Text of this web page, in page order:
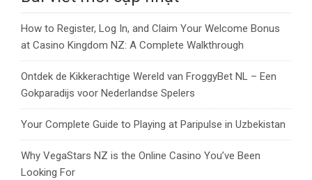
How to Register, Log In, and Claim Your Welcome Bonus
at Casino Kingdom NZ: A Complete Walkthrough
Ontdek de Kikkerachtige Wereld van FroggyBet NL – Een
Gokparadijs voor Nederlandse Spelers
Your Complete Guide to Playing at Paripulse in Uzbekistan
Why VegaStars NZ is the Online Casino You’ve Been
Looking For